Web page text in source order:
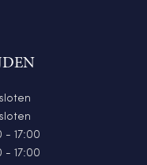
- 17:00
- 17:00